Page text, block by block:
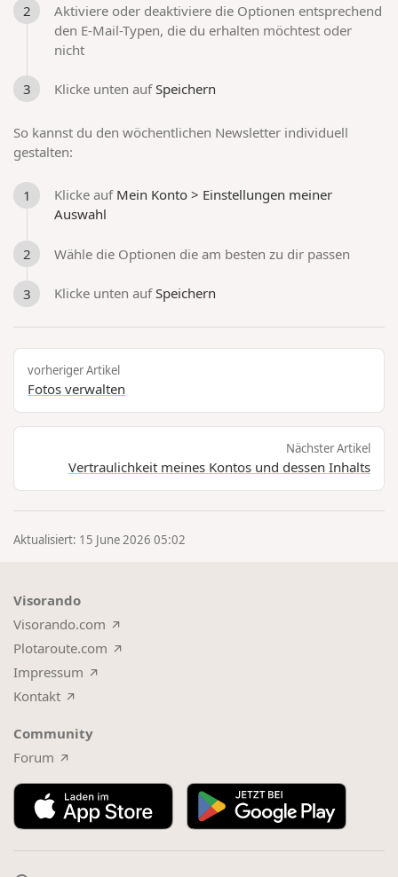
Aktiviere oder deaktiviere die Optionen entsprechend
den E-Mail-Typen, die du erhalten möchtest oder
nicht
Klicke unten aufSpeichern
So kannst du den wöchentlichen Newsletter individuell
gestalten:
Klicke auf Mein Konto > Einstellungen meiner
Auswahl
Wähle die Optionen die am besten zu dir passen
Klicke unten aufSpeichern
vorheriger Artikel
Fotos verwalten
Nächster Artikel
Vertraulichkeit meines Kontos und dessen Inhalts
Aktualisiert: 15 June 2026 05:02
Visorando
Visorando.com
Plotaroute.com
Impressum
Kontakt
Community
Forum